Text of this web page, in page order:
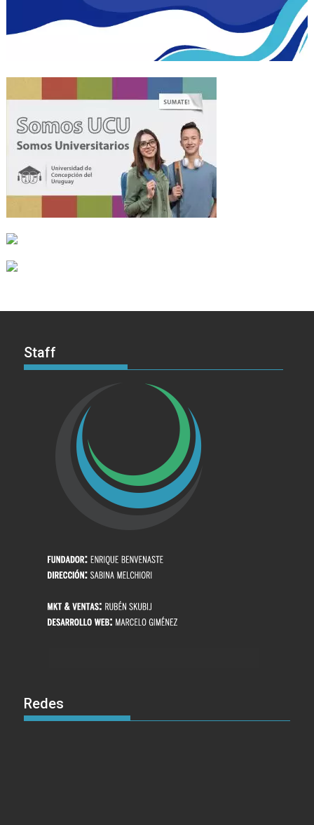
Staff
Redes